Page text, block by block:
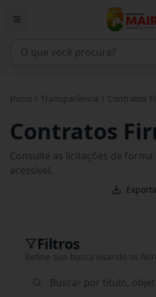
Início Transparência Contratos
Contratos
Consulte as licitações de
acessível.
Filtros
Refine sua busca usando os